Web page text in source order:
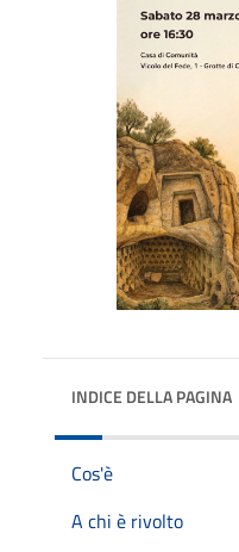
INDICE DELLA PAGINA
Cos'è
A chi è rivolto